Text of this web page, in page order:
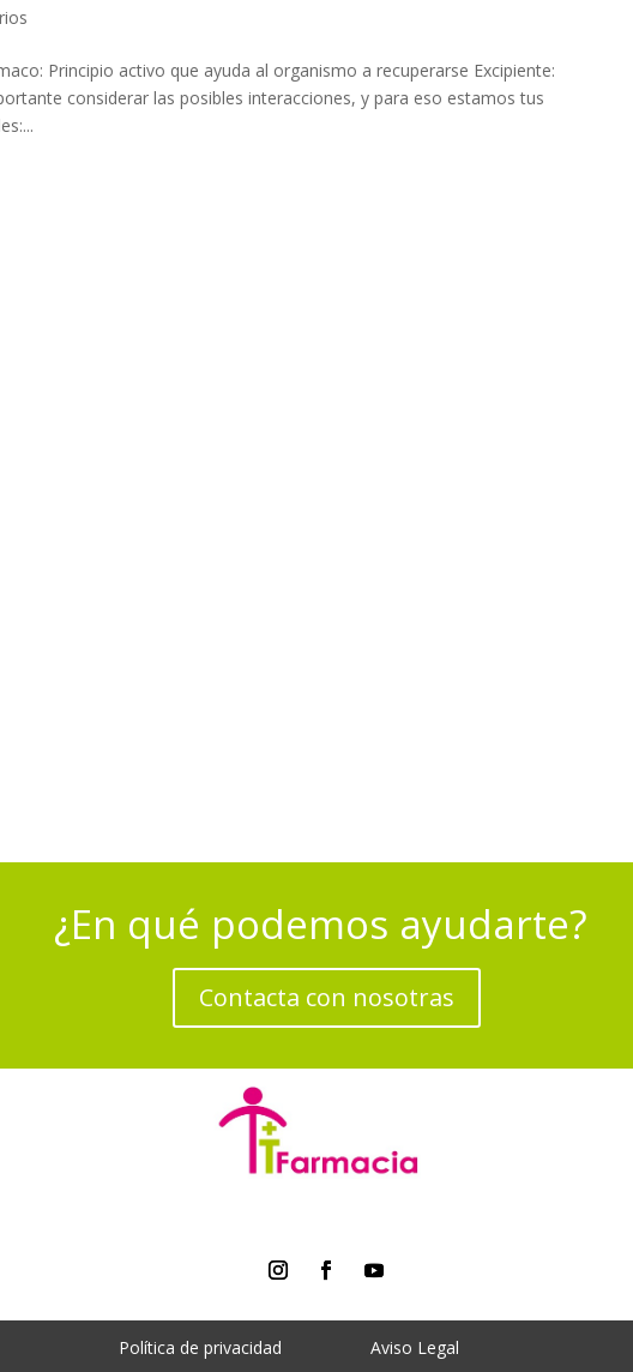
Principio activo que ayuda al organismo a recuperarse Excipiente:
considerar las posibles interacciones, y para eso estamos tus
¿En qué podemos ayudarte?
Contacta con nosotras
Política de privacidad Aviso Legal